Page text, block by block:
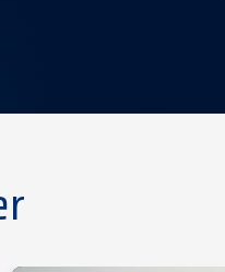
Active Guard Plus–